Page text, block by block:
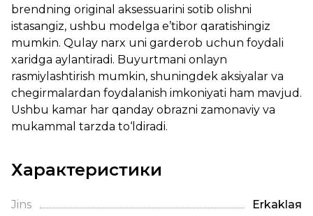
brendning original aksessuarini sotib olishni
istasangiz, ushbu modelga e’tibor qaratishingiz
mumkin. Qulay narx uni garderob uchun foydali
xaridga aylantiradi. Buyurtmani onlayn
rasmiylashtirish mumkin, shuningdek aksiyalar va
chegirmalardan foydalanish imkoniyati ham mavjud.
Ushbu kamar har qanday obrazni zamonaviy va
mukammal tarzda to‘ldiradi.
Характеристики
Jins Erkaklая